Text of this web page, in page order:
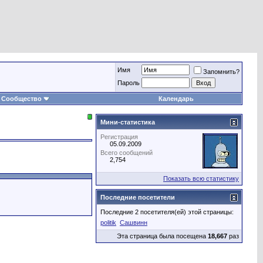
Имя
Запомнить?
Пароль
Сообщество Календарь
Мини-статистика
Регистрация
05.09.2009
Всего сообщений
2,754
Показать всю статистику
Последние посетители
Последние 2 посетителя(ей) этой страницы:
politik Сашвинн
Эта страница была посещена 18,667 раз